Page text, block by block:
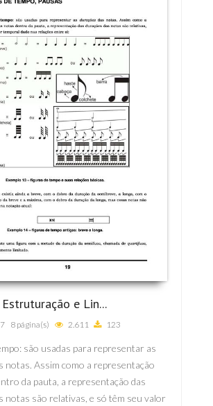
e Lin...
8 página(s) 2.611 123
são usadas para representar as
notas. Assim como a representação
da pauta, a representação das
notas são relativas, e só têm seu valor